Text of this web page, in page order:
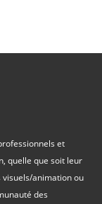
et
quelle que soit leur
animation ou
des